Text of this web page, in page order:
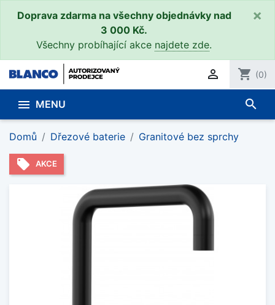
Doprava zdarma na všechny objednávky nad
3 000 Kč.
Všechny probíhající akce najdete zde.
×
 shopping_cart (0)
 MENU search
Domů Dřezové baterie Granitové bez sprchy
local_offer AKCE